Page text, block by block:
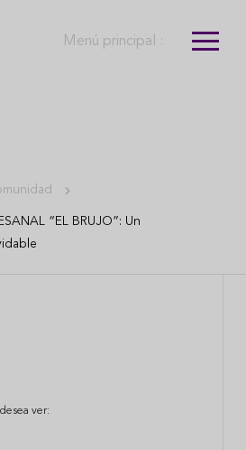
Menú principal :
“EL BRUJO”: Un
ver: